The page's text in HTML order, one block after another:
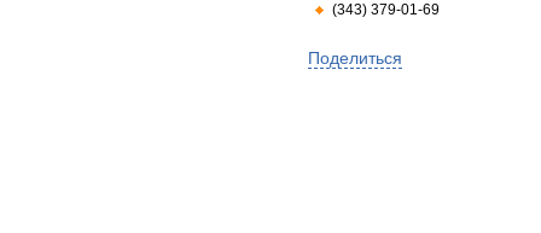
(343) 379-01-69
Поделиться